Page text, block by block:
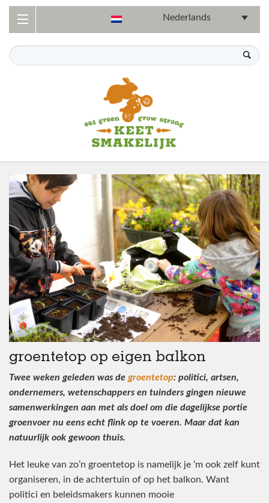
Nederlands
groentetop op eigen balkon
Twee weken geleden was de groentetop: politici, artsen,
ondernemers, wetenschappers en tuinders gingen nieuwe
samenwerkingen aan met als doel om die dagelijkse portie
groenvoer nu eens echt flink op te voeren. Maar dat kan
natuurlijk ook gewoon thuis.
Het leuke van zo’n groentetop is namelijk je ‘m ook zelf kunt
organiseren, in de achtertuin of op het balkon. Want
politici en beleidsmakers kunnen mooie